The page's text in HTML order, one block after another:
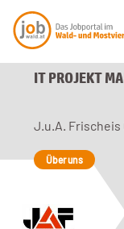
IT PROJEKT
J.u.A. Frischeis
Über uns